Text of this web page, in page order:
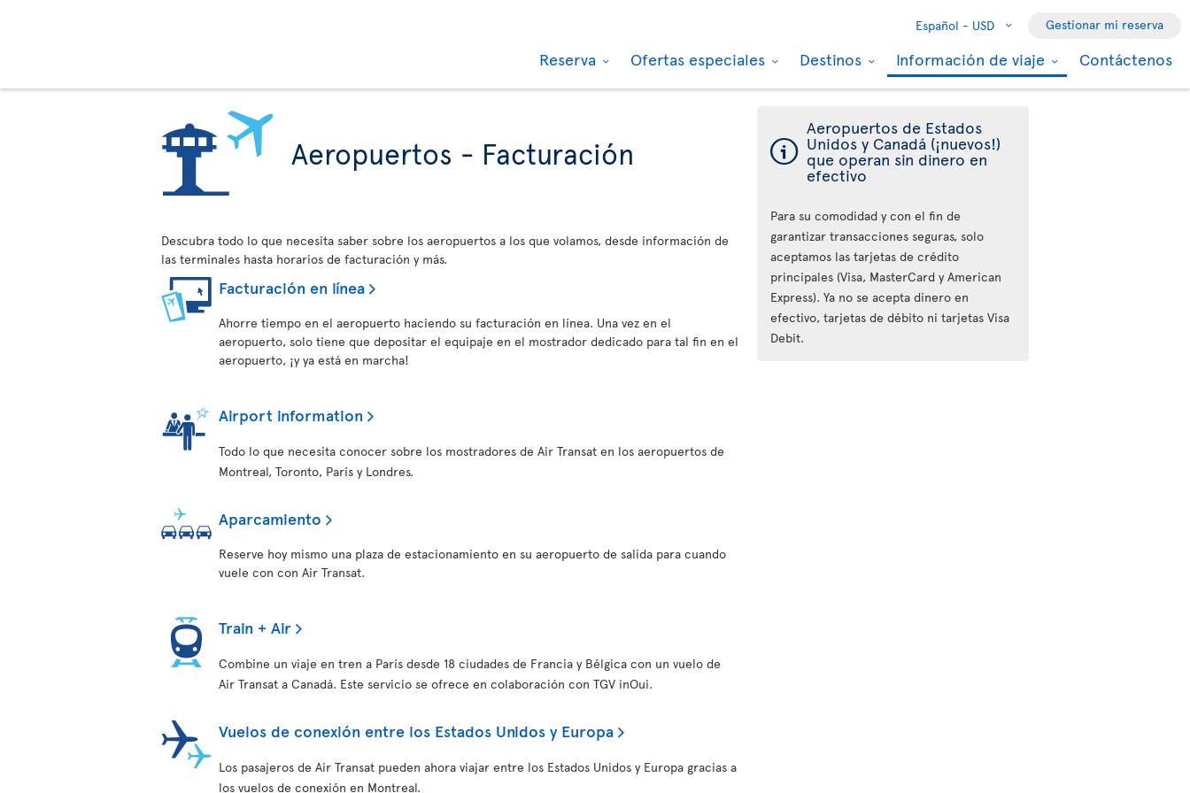
Español - USD Gestionar mi reserva
Reserva Ofertas especiales Destinos Información de viaje Contáctenos
Aeropuertos - Facturación
Descubra todo lo que necesita saber sobre los aeropuertos a los que volamos, desde información de
las terminales hasta horarios de facturación y más.
Facturación en línea
Ahorre tiempo en el aeropuerto haciendo su facturación en línea. Una vez en el
aeropuerto, solo tiene que depositar el equipaje en el mostrador dedicado para tal fin en el
aeropuerto, ¡y ya está en marcha!
Airport information
Todo lo que necesita conocer sobre los mostradores de Air Transat en los aeropuertos de
Montreal, Toronto, París y Londres.
Aparcamiento
Reserve hoy mismo una plaza de estacionamiento en su aeropuerto de salida para cuando
vuele con con Air Transat.
Train + Air
Combine un viaje en tren a París desde 18 ciudades de Francia y Bélgica con un vuelo de
Air Transat a Canadá. Este servicio se ofrece en colaboración con TGV inOui.
Vuelos de conexión entre los Estados Unidos y Europa
Los pasajeros de Air Transat pueden ahora viajar entre los Estados Unidos y Europa gracias a
los vuelos de conexión en Montreal.
ý
Aeropuertos de Estados
Unidos y Canadá (¡nuevos!)
que operan sin dinero en
efectivo
Para su comodidad y con el fin de
garantizar transacciones seguras, solo
aceptamos las tarjetas de crédito
principales (Visa, MasterCard y American
Express). Ya no se acepta dinero en
efectivo, tarjetas de débito ni tarjetas Visa
Debit.